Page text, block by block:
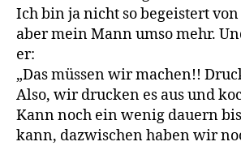
Ich bin ja nicht so begeistert
aber mein Mann umso mehr.
er:
„Das müssen wir machen!!
Also, wir drucken es aus und
Kann noch ein wenig dauern
kann, dazwischen haben wir